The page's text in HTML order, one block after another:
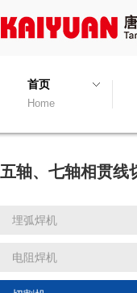
首页
Home
五轴、七轴相贯线
埋弧焊机
电阻焊机